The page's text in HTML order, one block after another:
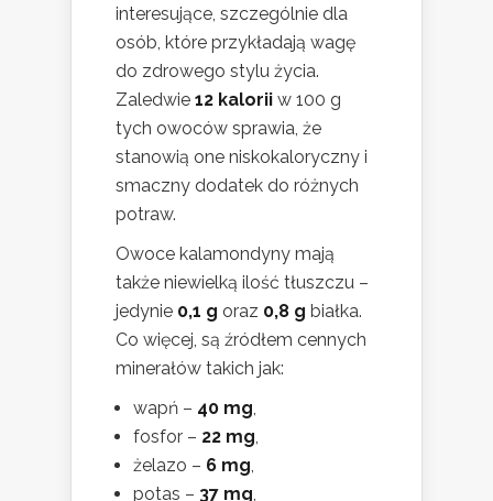
interesujące, szczególnie dla
osób, które przykładają wagę
do zdrowego stylu życia.
Zaledwie 12 kalorii w 100 g
tych owoców sprawia, że
stanowią one niskokaloryczny i
smaczny dodatek do różnych
potraw.
Owoce kalamondyny mają
także niewielką ilość tłuszczu –
jedynie 0,1 g oraz 0,8 g białka.
Co więcej, są źródłem cennych
minerałów takich jak:
wapń – 40 mg,
fosfor – 22 mg,
żelazo – 6 mg,
potas – 37 mg,